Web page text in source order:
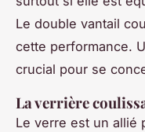
Le double vantail
cette performance.
crucial pour se
La verrière
Le verre est un allié